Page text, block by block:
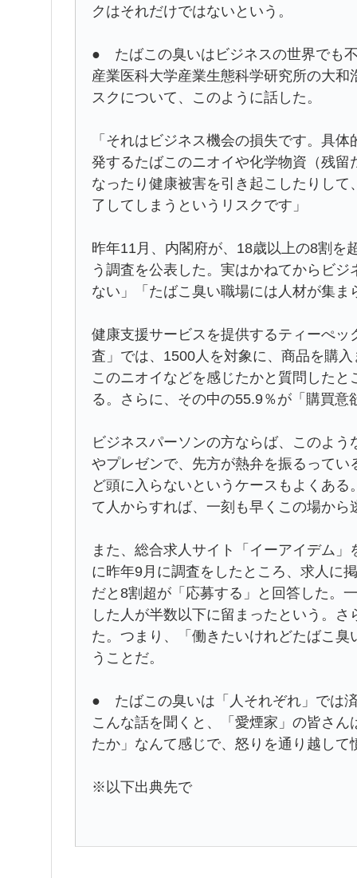
クはそれだけではないという。
● たばこの臭いはビジネスの世界でも
産業医科大学産業生態科学研究所の大
スクについて、このように話した。
「それはビジネス機会の損失です。具
発するたばこのニオイや化学物資（残
なったり健康被害を引き起こしたりし
了してしまうというリスクです」
昨年11月、内閣府が、18歳以上の8割を
う調査を公表した。実はかねてからビ
ない」「たばこ臭い職場には人材が集
健康支援サービスを提供するティーぺ
査」では、1500人を対象に、商品を購
このニオイなどを感じたかと質問した
る。さらに、その中の55.9％が「購買
ビジネスパーソンの方ならば、このよ
やプレゼンで、先方が熱弁を振るって
ど頭に入らないというケースもよくあ
て人からすれば、一刻も早くこの場か
また、総合求人サイト「イーアイデム
に昨年9月に調査をしたところ、求人に
だと8割超が「応募する」と回答した。
した人が半数以下に留まったという。
た。つまり、「働きたいけれどたばこ
うことだ。
● たばこの臭いは「人それぞれ」では
こんな話を聞くと、「愛煙家」の皆さ
たか」なんて感じで、怒りを通り越し
※以下出典先で